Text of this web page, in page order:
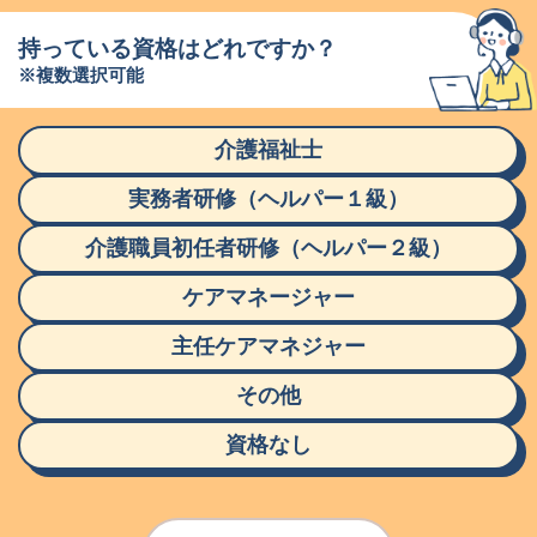
持っている資格はどれですか？
※複数選択可能
介護福祉士
実務者研修（ヘルパー１級）
介護職員初任者研修（ヘルパー２級）
ケアマネージャー
主任ケアマネジャー
その他
資格なし